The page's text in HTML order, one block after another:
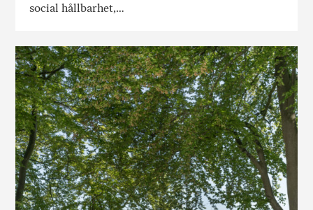
social hållbarhet,…